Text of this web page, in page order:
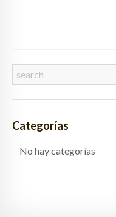
Categorías
No hay categorías